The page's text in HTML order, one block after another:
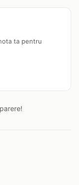
ta pentru